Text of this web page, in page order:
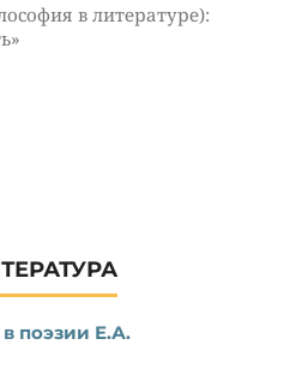
в литературе):
поэзии Е.А.